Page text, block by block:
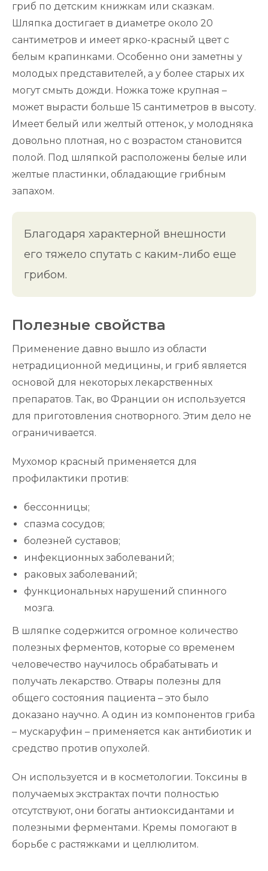
гриб по детским книжкам или сказкам.
Шляпка достигает в диаметре около 20
сантиметров и имеет ярко-красный цвет с
белым крапинками. Особенно они заметны у
молодых представителей, а у более старых их
могут смыть дожди. Ножка тоже крупная –
может вырасти больше 15 сантиметров в высоту.
Имеет белый или желтый оттенок, у молодняка
довольно плотная, но с возрастом становится
полой. Под шляпкой расположены белые или
желтые пластинки, обладающие грибным
запахом.
Благодаря характерной внешности
его тяжело спутать с каким-либо еще
грибом.
Полезные свойства
Применение давно вышло из области
нетрадиционной медицины, и гриб является
основой для некоторых лекарственных
препаратов. Так, во Франции он используется
для приготовления снотворного. Этим дело не
ограничивается.
Мухомор красный применяется для
профилактики против:
бессонницы;
спазма сосудов;
болезней суставов;
инфекционных заболеваний;
раковых заболеваний;
функциональных нарушений спинного
мозга.
В шляпке содержится огромное количество
полезных ферментов, которые со временем
человечество научилось обрабатывать и
получать лекарство. Отвары полезны для
общего состояния пациента – это было
доказано научно. А один из компонентов гриба
– мускаруфин – применяется как антибиотик и
средство против опухолей.
Он используется и в косметологии. Токсины в
получаемых экстрактах почти полностью
отсутствуют, они богаты антиоксидантами и
полезными ферментами. Кремы помогают в
борьбе с растяжками и целлюлитом.